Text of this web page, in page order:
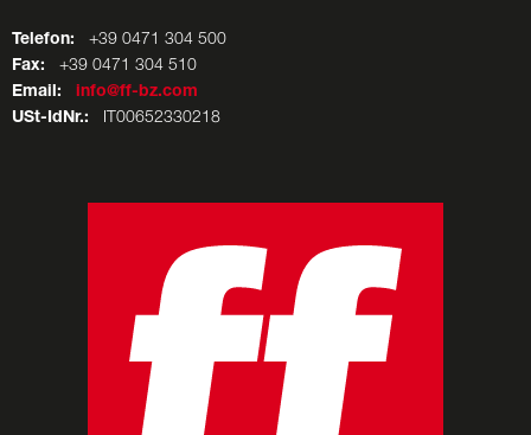
Telefon: +39 0471 304 500
Fax: +39 0471 304 510
Email:
info@ff-bz.com
USt-IdNr.: IT00652330218